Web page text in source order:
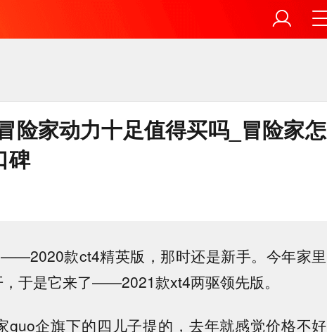
险家动力十足值得买吗_冒险家怎
碑
款ct4精英版，那时还是新手。今年家里
于是它来了——2021款xt4两驱领先版。
guo企旗下的四儿子提的，去年就感觉价格不好